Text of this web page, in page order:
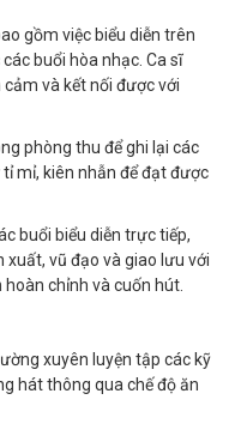
gồm việc biểu diễn trên
buổi hòa nhạc. Ca sĩ
và kết nối được với
phòng thu để ghi lại các
mỉ, kiên nhẫn để đạt được
buổi biểu diễn trực tiếp,
vũ đạo và giao lưu với
chỉnh và cuốn hút.
xuyên luyện tập các kỹ
hát thông qua chế độ ăn